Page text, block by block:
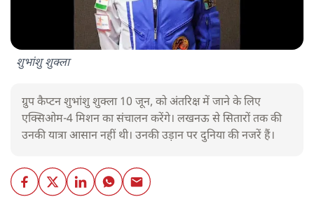
शुभांशु शुक्ला
ग्रुप कैप्टन शुभांशु शुक्ला 10 जून, को अंतरिक्ष में जाने के लिए
एक्सिओम-4 मिशन का संचालन करेंगे। लखनऊ से सितारों तक की
उनकी यात्रा आसान नहीं थी। उनकी उड़ान पर दुनिया की नजरें हैं।